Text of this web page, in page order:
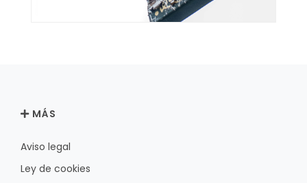
MÁS
Aviso legal
Ley de cookies